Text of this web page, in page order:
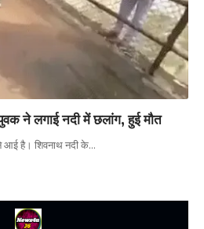
ने लगाई नदी में छलांग, हुई मौत
आई है। शिवनाथ नदी के…